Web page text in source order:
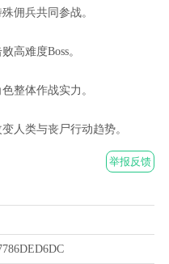
佣兵共同参战。
高难度Boss。
整体作战实力。
人类与丧尸行动趋势。
举报反馈